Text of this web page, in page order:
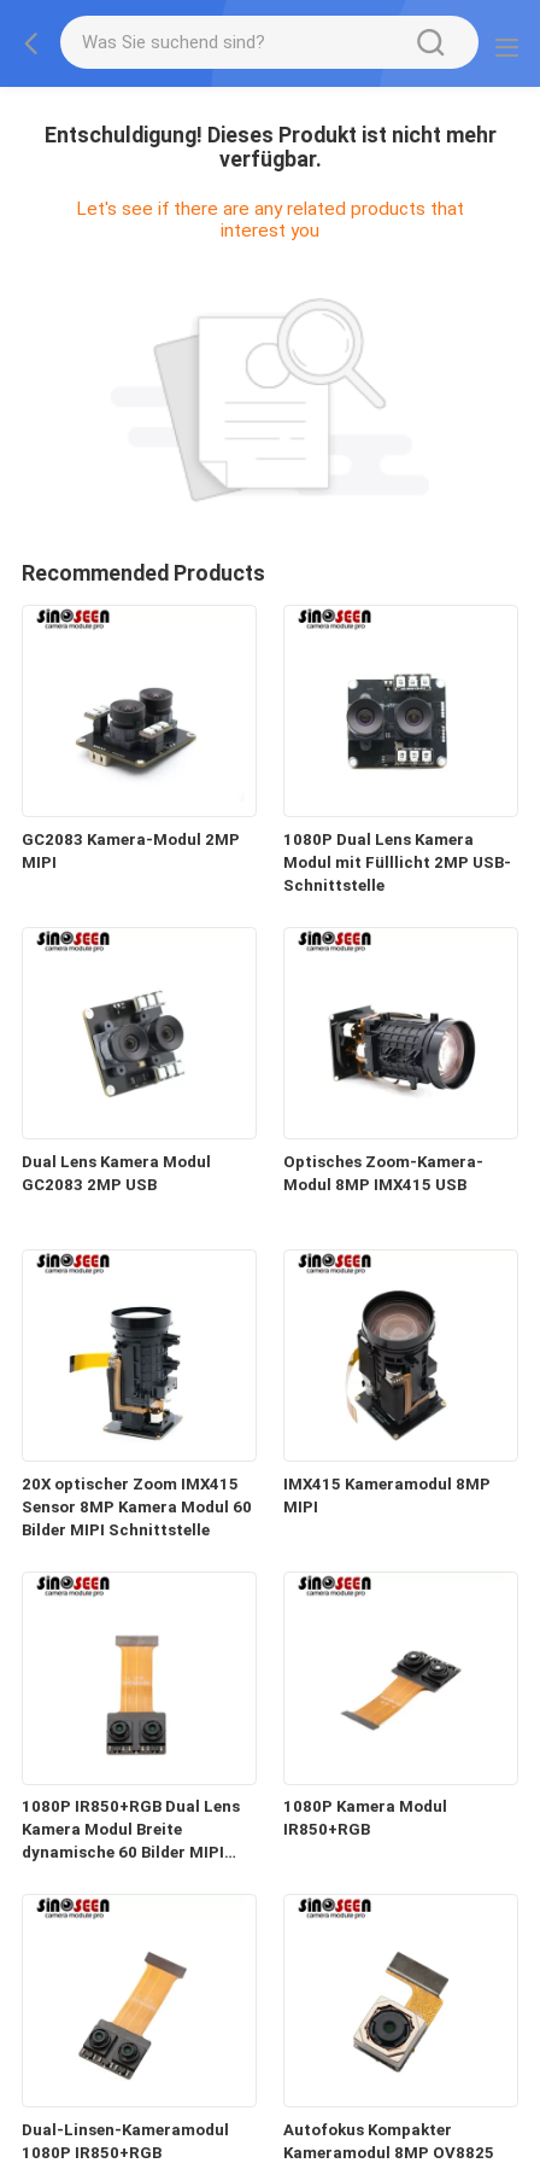
Entschuldigung! Dieses Produkt ist nicht mehr
verfügbar.
Let's see if there are any related products that
interest you
Recommended Products
GC2083 Kamera-Modul 2MP
MIPI
1080P Dual Lens Kamera
Modul mit Fülllicht 2MP USB-
Schnittstelle
Dual Lens Kamera Modul
GC2083 2MP USB
Optisches Zoom-Kamera-
Modul 8MP IMX415 USB
20X optischer Zoom IMX415
Sensor 8MP Kamera Modul 60
Bilder MIPI Schnittstelle
IMX415 Kameramodul 8MP
MIPI
1080P IR850+RGB Dual Lens
Kamera Modul Breite
dynamische 60 Bilder MIPI
1080P Kamera Modul
IR850+RGB
Dual-Linsen-Kameramodul
1080P IR850+RGB
Autofokus Kompakter
Kameramodul 8MP OV8825